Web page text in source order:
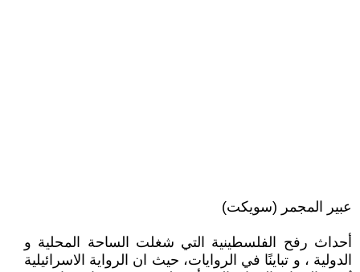
عبير المجمر (سويكت)
أحداث رفح الفلسطينية التي شغلت الساحة المحلية و
الدولية ، و تباينًا في الروايات، حيث ان الرواية الاسرائيلية